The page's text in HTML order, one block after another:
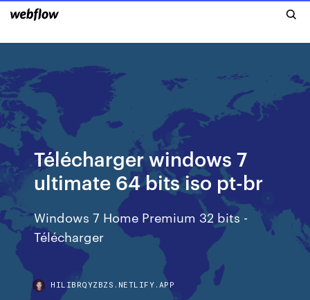
Télécharger windows 7
ultimate 64 bits iso pt-br
Windows 7 Home Premium 32 bits -
Télécharger
HILIBRQYZBZS.NETLIFY.APP